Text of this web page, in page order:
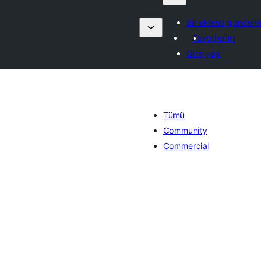
Bir eklenti gönderin
Favorilerim
Giriş yap
Tümü
Community
Commercial